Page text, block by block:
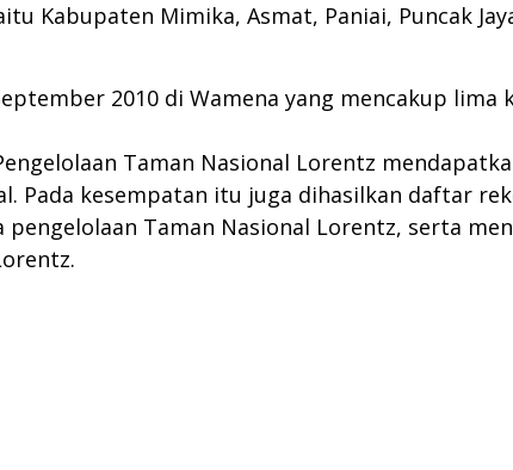
Mimika, Asmat, Paniai, Puncak
2010 di Wamena yang mencakup
Taman Nasional Lorentz
Pada kesempatan itu juga dihasilkan daftar
Taman Nasional Lorentz, serta